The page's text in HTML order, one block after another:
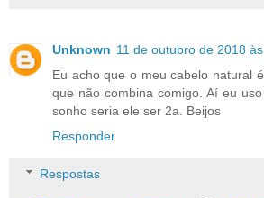
Unknown 11 de outubro de 2018
Eu acho que o meu cabelo natural
que não combina comigo. Aí eu
sonho seria ele ser 2a. Beijos
Responder
Respostas